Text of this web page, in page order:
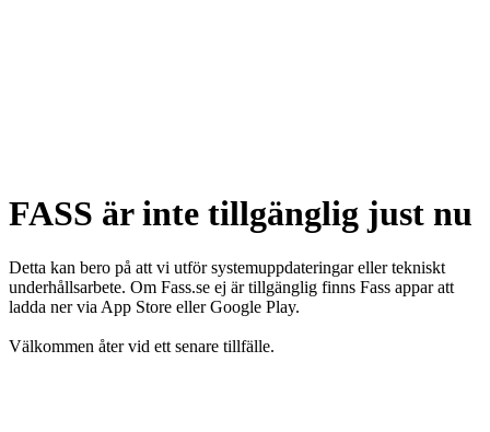
FASS är inte tillgänglig just nu
Detta kan bero på att vi utför systemuppdateringar eller tekniskt
underhållsarbete. Om Fass.se ej är tillgänglig finns Fass appar att
ladda ner via App Store eller Google Play.
Välkommen åter vid ett senare tillfälle.